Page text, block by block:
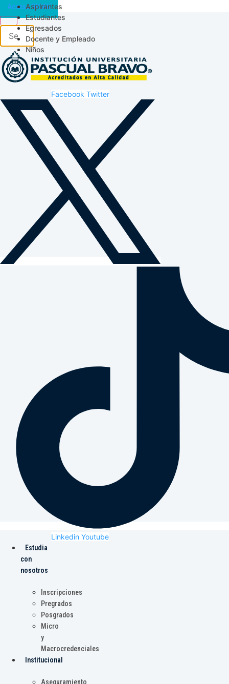
Aspirantes
Estudiantes
Egresados
Docente y Empleado
Niños
Acceso SICAU
Facebook Twitter
Linkedin Youtube
Estudia
con
nosotros
Inscripciones
Pregrados
Posgrados
Micro
y
Macrocredenciales
Institucional
Aseguramiento